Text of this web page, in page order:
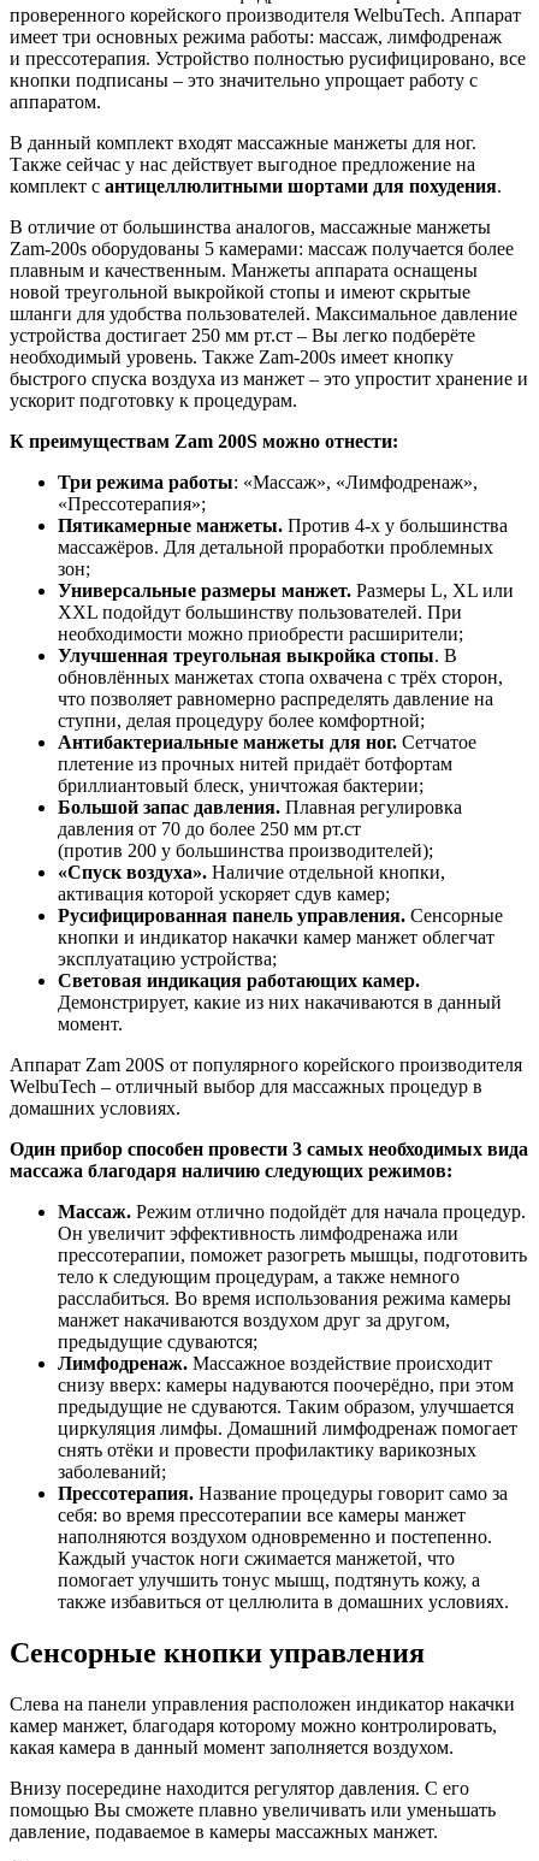
проверенного корейского производителя WelbuTech. Аппарат
имеет три основных режима работы: массаж, лимфодренаж
и прессотерапия. Устройство полностью русифицировано, все
кнопки подписаны – это значительно упрощает работу с
аппаратом.
В данный комплект входят массажные манжеты для ног.
Также сейчас у нас действует выгодное предложение на
комплект с антицеллюлитными шортами для похудения.
В отличие от большинства аналогов, массажные манжеты
Zam-200s оборудованы 5 камерами: массаж получается более
плавным и качественным. Манжеты аппарата оснащены
новой треугольной выкройкой стопы и имеют скрытые
шланги для удобства пользователей. Максимальное давление
устройства достигает 250 мм рт.ст – Вы легко подберёте
необходимый уровень. Также Zam-200s имеет кнопку
быстрого спуска воздуха из манжет – это упростит хранение и
ускорит подготовку к процедурам.
К преимуществам Zam 200S можно отнести:
Три режима работы: «Массаж», «Лимфодренаж»,
«Прессотерапия»;
Пятикамерные манжеты. Против 4-х у большинства
массажёров. Для детальной проработки проблемных
зон;
Универсальные размеры манжет. Размеры L, XL или
XXL подойдут большинству пользователей. При
необходимости можно приобрести расширители;
Улучшенная треугольная выкройка стопы. В
обновлённых манжетах стопа охвачена с трёх сторон,
что позволяет равномерно распределять давление на
ступни, делая процедуру более комфортной;
Антибактериальные манжеты для ног. Сетчатое
плетение из прочных нитей придаёт ботфортам
бриллиантовый блеск, уничтожая бактерии;
Большой запас давления. Плавная регулировка
давления от 70 до более 250 мм рт.ст
(против 200 у большинства производителей);
«Спуск воздуха». Наличие отдельной кнопки,
активация которой ускоряет сдув камер;
Русифицированная панель управления. Сенсорные
кнопки и индикатор накачки камер манжет облегчат
эксплуатацию устройства;
Световая индикация работающих камер.
Демонстрирует, какие из них накачиваются в данный
момент.
Аппарат Zam 200S от популярного корейского производителя
WelbuTech – отличный выбор для массажных процедур в
домашних условиях.
Один прибор способен провести 3 самых необходимых вида
массажа благодаря наличию следующих режимов:
Массаж. Режим отлично подойдёт для начала процедур.
Он увеличит эффективность лимфодренажа или
прессотерапии, поможет разогреть мышцы, подготовить
тело к следующим процедурам, а также немного
расслабиться. Во время использования режима камеры
манжет накачиваются воздухом друг за другом,
предыдущие сдуваются;
Лимфодренаж. Массажное воздействие происходит
снизу вверх: камеры надуваются поочерёдно, при этом
предыдущие не сдуваются. Таким образом, улучшается
циркуляция лимфы. Домашний лимфодренаж помогает
снять отёки и провести профилактику варикозных
заболеваний;
Прессотерапия. Название процедуры говорит само за
себя: во время прессотерапии все камеры манжет
наполняются воздухом одновременно и постепенно.
Каждый участок ноги сжимается манжетой, что
помогает улучшить тонус мышц, подтянуть кожу, а
также избавиться от целлюлита в домашних условиях.
Сенсорные кнопки управления
Слева на панели управления расположен индикатор накачки
камер манжет, благодаря которому можно контролировать,
какая камера в данный момент заполняется воздухом.
Внизу посередине находится регулятор давления. С его
помощью Вы сможете плавно увеличивать или уменьшать
давление, подаваемое в камеры массажных манжет.